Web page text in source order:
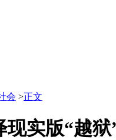
会 >正文
实版“越